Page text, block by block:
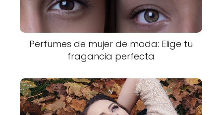
Perfumes de mujer de moda: Elige tu
fragancia perfecta